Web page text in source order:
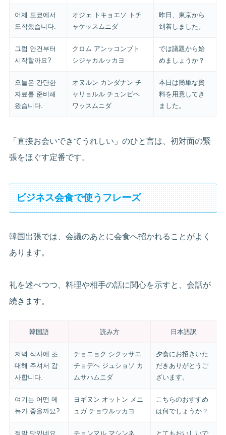
어제 도쿄에서
도착했습니다.
オジェ トキョエソ トチ
ャケッスムニダ
昨日、東京から
到着しました。
그럼 안건부터
시작할까요?
クロム アンッコンブト
シジャカルッカヨ
では議題から始
めましょうか？
오늘은 간단한
자료를 준비해
왔습니다.
オヌルン カンダナン チ
ャリョルル チュンビヘ
ワッスムニダ
本日は簡単な資
料を用意してき
ました。
「直接お会いできてうれしい」のひと言は、初対面の緊
張をほぐす定番です。
ビジネス会食で使うフレーズ
韓国出張では、会議のあとに会食へ招かれることがよく
あります。
礼を述べつつ、料理や相手の話に関心を示すと、会話が
続きます。
韓国語 読み方 日本語訳
저녁 식사에 초
대해 주셔서 감
사합니다.
チョニョク シクッサエ
チョデヘ ジュショソ カ
ムサハムニダ
夕食にお招きいた
だきありがとうご
ざいます。
여기는 어떤 메
뉴가 좋을까요?
ヨギヌン オットン メニ
ュガ チョウルッカヨ
こちらのおすすめ
は何でしょうか？
정말 맛있네요. チョンマル マシンネ とてもおいしいで